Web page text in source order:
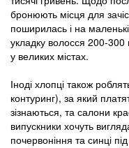
бронюють місця для
поширилась і на
укладку волосся 200-
у великих містах.
Іноді хлопці також
контуринг), за який
зізнаються, та салони
випускники хочуть
почервоніння та синці